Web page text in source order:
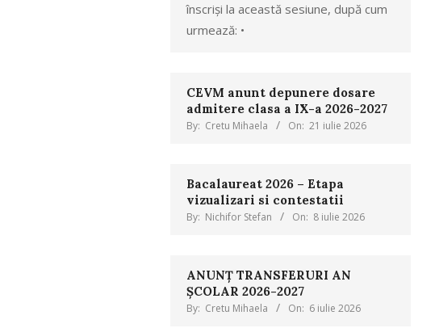
înscriși la această sesiune, după cum
urmează: •
CEVM anunt depunere dosare
admitere clasa a IX-a 2026-2027
By: Cretu Mihaela On: 21 iulie 2026
Bacalaureat 2026 – Etapa
vizualizari si contestatii
By: Nichifor Stefan On: 8 iulie 2026
ANUNȚ TRANSFERURI AN
ȘCOLAR 2026-2027
By: Cretu Mihaela On: 6 iulie 2026